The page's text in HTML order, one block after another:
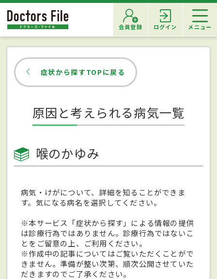
会員登録 ログイン メニュー
症状から探すTOPに戻る
原因と考えられる病気一覧
喉のかゆみ
病気・けがについて、詳細を知ることができま
す。気になる病名を選択してください。
※本サービス「症状から探す」による情報の提供
は診療行為ではありません。診療行為ではないこ
とをご留意の上、ご利用ください。
※作成中の記事についてはご覧いただくことがで
きません。準備が整い次第、順次公開させていた
だきますのでご了承ください。